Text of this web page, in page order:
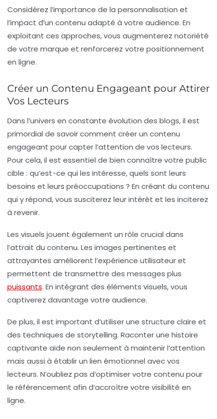
Considérez l’importance de la personnalisation et
l’impact d’un contenu adapté à votre audience. En
exploitant ces approches, vous augmenterez notoriété
de votre marque et renforcerez votre positionnement
en ligne.
Créer un Contenu Engageant pour Attirer
Vos Lecteurs
Dans l’univers en constante évolution des blogs, il est
primordial de savoir comment créer un contenu
engageant pour capter l’attention de vos lecteurs.
Pour cela, il est essentiel de bien connaître votre public
cible : qu’est-ce qui les intéresse, quels sont leurs
besoins et leurs préoccupations ? En créant du contenu
qui y répond, vous susciterez leur intérêt et les inciterez
à revenir.
Les visuels jouent également un rôle crucial dans
l’attrait du contenu. Les images pertinentes et
attrayantes améliorent l’expérience utilisateur et
permettent de transmettre des messages plus
puissants. En intégrant des éléments visuels, vous
captiverez davantage votre audience.
De plus, il est important d’utiliser une structure claire et
des techniques de storytelling. Raconter une histoire
captivante aide non seulement à maintenir l’attention
mais aussi à établir un lien émotionnel avec vos
lecteurs. N’oubliez pas d’optimiser votre contenu pour
le référencement afin d’accroître votre visibilité en
ligne.